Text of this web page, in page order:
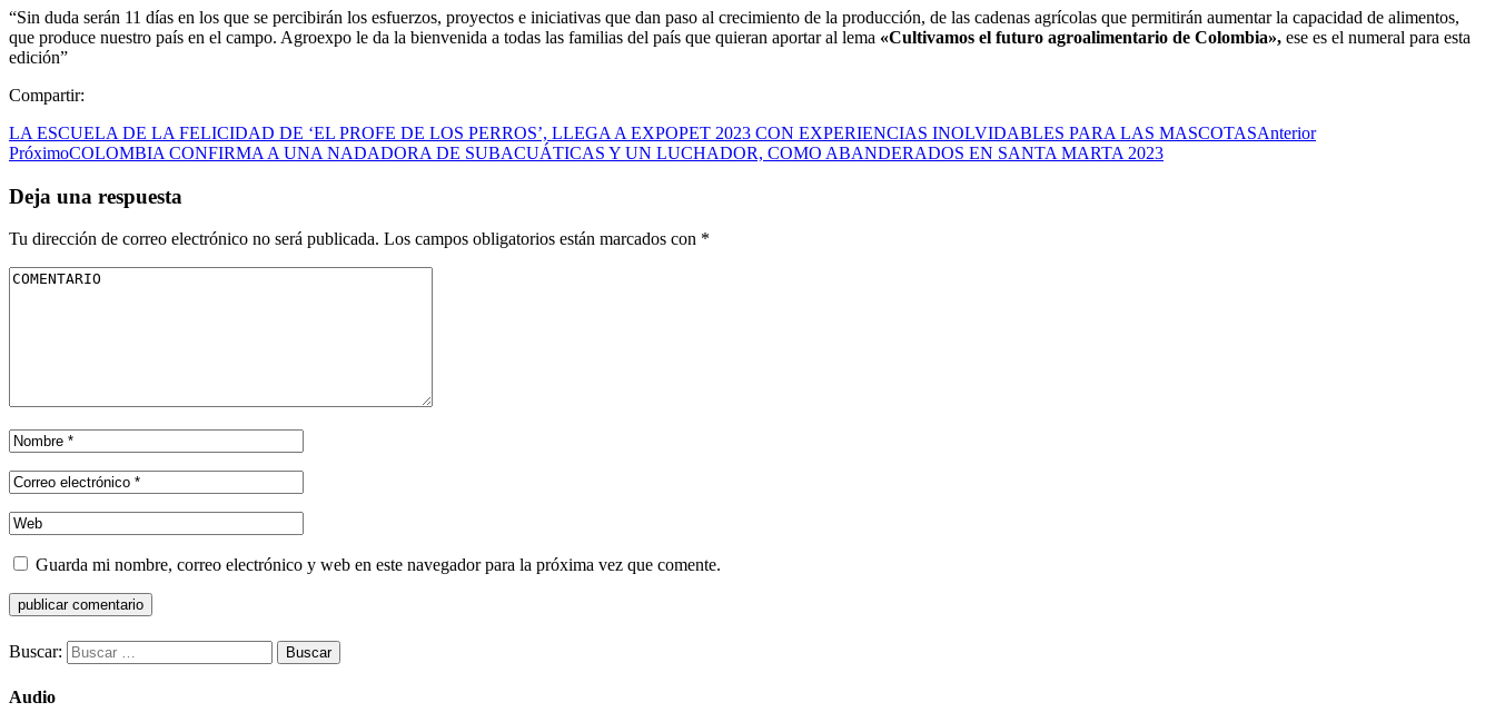
“Sin duda serán 11 días en los que se percibirán los esfuerzos, proyectos e iniciativas que dan paso al crecimiento de la producción, de las cadenas agrícolas que permitirán aumentar la capacidad de alimentos,
que produce nuestro país en el campo. Agroexpo le da la bienvenida a todas las familias del país que quieran aportar al lema «Cultivamos el futuro agroalimentario de Colombia», ese es el numeral para esta
edición”
Compartir:
LA ESCUELA DE LA FELICIDAD DE ‘EL PROFE DE LOS PERROS’, LLEGA A EXPOPET 2023 CON EXPERIENCIAS INOLVIDABLES PARA LAS MASCOTASAnterior
PróximoCOLOMBIA CONFIRMA A UNA NADADORA DE SUBACUÁTICAS Y UN LUCHADOR, COMO ABANDERADOS EN SANTA MARTA 2023
Deja una respuesta
Tu dirección de correo electrónico no será publicada. Los campos obligatorios están marcados con *
Guarda mi nombre, correo electrónico y web en este navegador para la próxima vez que comente.
Buscar:
Audio